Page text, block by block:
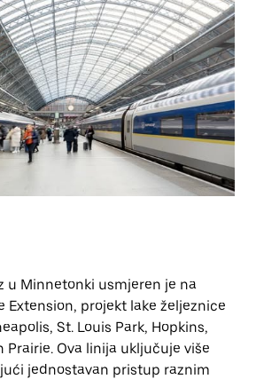
u Minnetonki usmjeren je na
Extension, projekt lake željeznice
St. Louis Park, Hopkins,
Prairie. Ova linija uključuje više
jednostavan pristup raznim